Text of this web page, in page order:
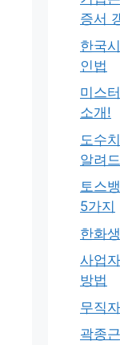
증서
한국
인법
미스
소개!
도수
알려
토스
5가지
한화
사업
방법
무직
곽종